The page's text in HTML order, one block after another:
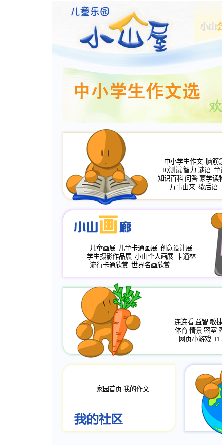
中小学生作文 脑筋
IQ测试 智力 谜语 童
知识百科 问答 蒙学读
万事由来 歇后语
儿童画展 儿童卡通画展 创意设计展
学生摄影作品展 小山个人画展 卡通林
流行卡通欣赏 世界名画欣赏 ………
连连看 益智 敏捷
体育 情景 密室
网页小游戏
家园首页 我的作文